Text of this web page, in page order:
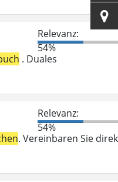
Relevanz:
54%
. Duales
Relevanz:
54%
. Vereinbaren Sie
